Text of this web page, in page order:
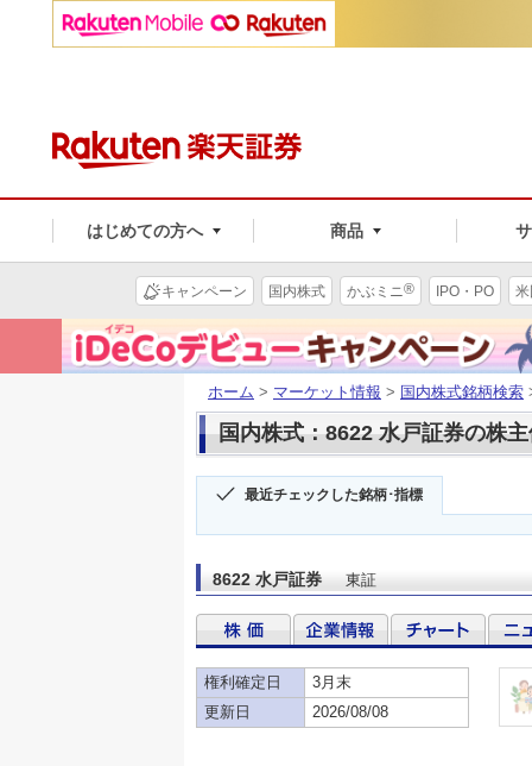
はじめての方へ 商品
キャンペーン 国内株式 かぶミニ® IPO・PO
ホーム > マーケット情報 > 国内株式銘柄検索
国内株式：8622 水戸証券の株
最近チェックした銘柄･指標
8622 水戸証券 東証
権利確定日
3月末
更新日
2026/08/08